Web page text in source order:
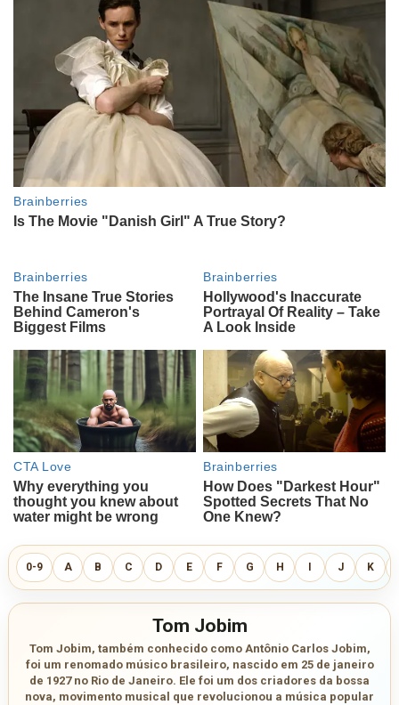
0-9 A B C D E F G H J K
Tom Jobim
Tom Jobim, também conhecido como Antônio Carlos Jobim,
foi um renomado músico brasileiro, nascido em 25 de janeiro
de 1927 no Rio de Janeiro. Ele foi um dos criadores da bossa
nova, movimento musical que revolucionou a música popular